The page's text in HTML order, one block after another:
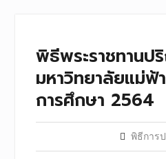
พิธีพระราชทาน
มหาวิทยาลัยแม่ฟ้
การศึกษา 2564
พิธีการ